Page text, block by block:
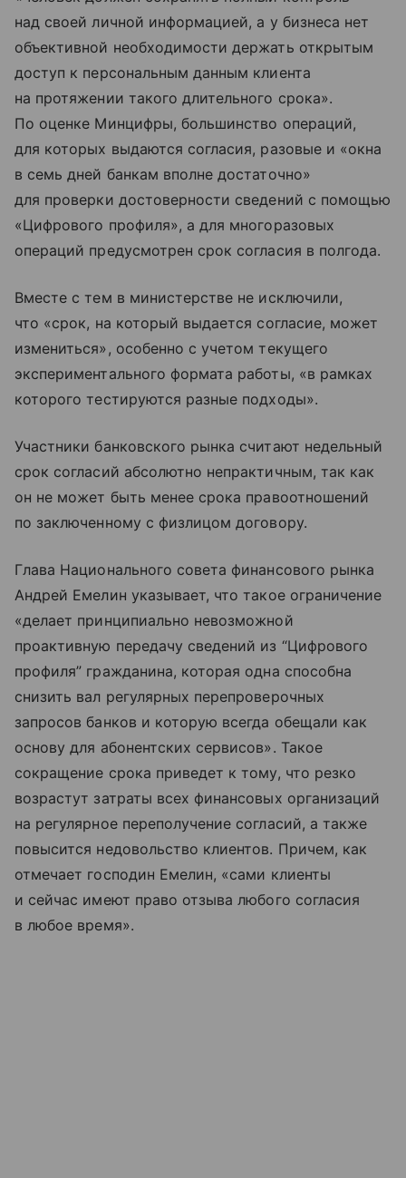
над своей личной информацией, а у бизнеса нет
объективной необходимости держать открытым
доступ к персональным данным клиента
на протяжении такого длительного срока».
По оценке Минцифры, большинство операций,
для которых выдаются согласия, разовые и «окна
в семь дней банкам вполне достаточно»
для проверки достоверности сведений с помощью
«Цифрового профиля», а для многоразовых
операций предусмотрен срок согласия в полгода.
Вместе с тем в министерстве не исключили,
что «срок, на который выдается согласие, может
измениться», особенно с учетом текущего
экспериментального формата работы, «в рамках
которого тестируются разные подходы».
Участники банковского рынка считают недельный
срок согласий абсолютно непрактичным, так как
он не может быть менее срока правоотношений
по заключенному с физлицом договору.
Глава Национального совета финансового рынка
Андрей Емелин указывает, что такое ограничение
«делает принципиально невозможной
проактивную передачу сведений из “Цифрового
профиля” гражданина, которая одна способна
снизить вал регулярных перепроверочных
запросов банков и которую всегда обещали как
основу для абонентских сервисов». Такое
сокращение срока приведет к тому, что резко
возрастут затраты всех финансовых организаций
на регулярное переполучение согласий, а также
повысится недовольство клиентов. Причем, как
отмечает господин Емелин, «сами клиенты
и сейчас имеют право отзыва любого согласия
в любое время».